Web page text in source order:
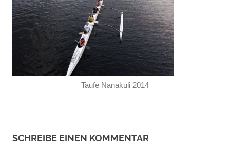
Taufe Nanakuli 2014
SCHREIBE EINEN KOMMENTAR